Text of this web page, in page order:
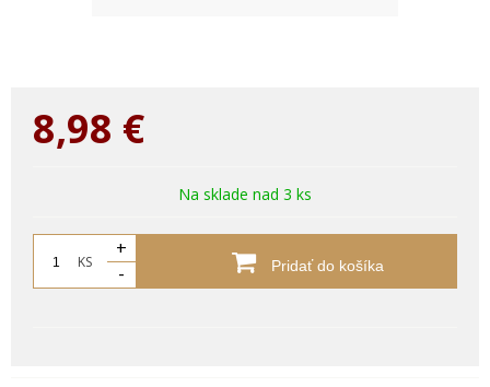
8,98 €
Na sklade nad 3 ks
KS
+
-
Pridať do košíka